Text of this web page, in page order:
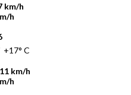
km/h
h
+17° C
km/h
h